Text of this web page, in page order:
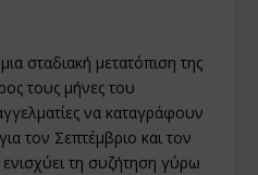
σταδιακή μετατόπιση της
τους μήνες του
να καταγράφουν
τον Σεπτέμβριο και τον
τη συζήτηση γύρω